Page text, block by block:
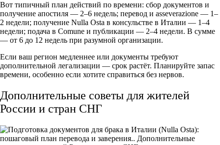
Вот типичный план действий по времени: сбор документов и
получение апостиля — 2–6 недель; перевод и asseverazione — 1–
2 недели; получение Nulla Osta в консульстве в Италии — 1–4
недели; подача в Comune и публикации — 2–4 недели. В сумме
— от 6 до 12 недель при разумной организации.
Если ваш регион медленнее или документы требуют
дополнительной легализации — срок растёт. Планируйте запас
времени, особенно если хотите справиться без нервов.
Дополнительные советы для жителей
России и стран СНГ